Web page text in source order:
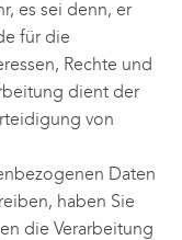
es sei denn, er
für die
Rechte und
dient der
von
Daten
haben Sie
die Verarbeitung